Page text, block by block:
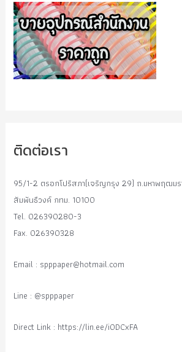
ติดต่อเรา
95/1-2 ตรอกโปริสภา(เจริญกรุง 29) ถ.มหาพฤฒม
สัมพันธืวงค์ กทม. 10100
Tel. 026390280-3
Fax. 026390328
Email : spppaper@hotmail.com
Line : @spppaper
Direct Link : https://lin.ee/i0DCxFA